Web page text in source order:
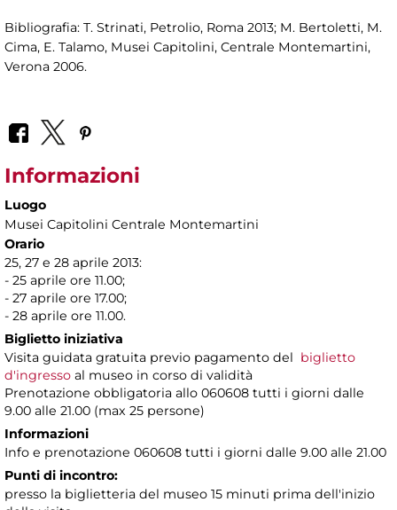
Bibliografia: T. Strinati, Petrolio, Roma 2013; M. Bertoletti, M.
Cima, E. Talamo, Musei Capitolini, Centrale Montemartini,
Verona 2006.
Informazioni
Luogo
Musei Capitolini Centrale Montemartini
Orario
25, 27 e 28 aprile 2013:
- 25 aprile ore 11.00;
- 27 aprile ore 17.00;
- 28 aprile ore 11.00.
Biglietto iniziativa
Visita guidata gratuita previo pagamento del biglietto
d'ingresso al museo in corso di validità
Prenotazione obbligatoria allo 060608 tutti i giorni dalle
9.00 alle 21.00 (max 25 persone)
Informazioni
Info e prenotazione 060608 tutti i giorni dalle 9.00 alle 21.00
Punti di incontro:
presso la biglietteria del museo 15 minuti prima dell'inizio